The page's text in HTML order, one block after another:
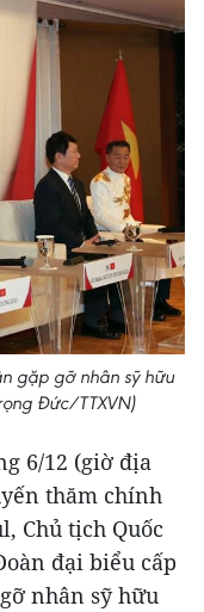
gặp gỡ nhân sỹ hữu
Đức/TTXVN)
6/12 (giờ địa
thăm chính
Chủ tịch Quốc
đại biểu cấp
nhân sỹ hữu